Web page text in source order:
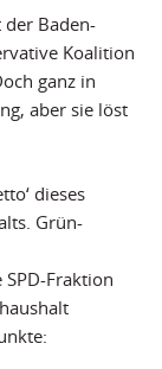
der Baden-
Koalition
ganz in
aber sie löst
dieses
Grün-
Fraktion